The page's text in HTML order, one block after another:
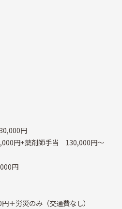
円
円+薬剤師手当 130,000円～
円
＋労災のみ（交通費なし）